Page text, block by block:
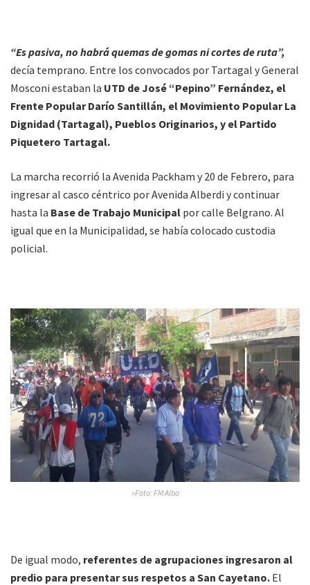
“Es pasiva, no habrá quemas de gomas ni cortes de ruta”,
decía temprano. Entre los convocados por Tartagal y General
Mosconi estaban la UTD de José “Pepino” Fernández, el
Frente Popular Darío Santillán, el Movimiento Popular La
Dignidad (Tartagal), Pueblos Originarios, y el Partido
Piquetero Tartagal.
La marcha recorrió la Avenida Packham y 20 de Febrero, para
ingresar al casco céntrico por Avenida Alberdi y continuar
hasta la Base de Trabajo Municipal por calle Belgrano. Al
igual que en la Municipalidad, se había colocado custodia
policial.
»Foto: FM Alba
De igual modo, referentes de agrupaciones ingresaron al
predio para presentar sus respetos a San Cayetano. El